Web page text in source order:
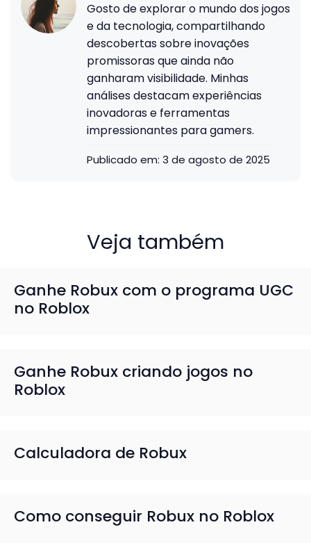
Gosto de explorar o mundo dos jogos
e da tecnologia, compartilhando
descobertas sobre inovações
promissoras que ainda não
ganharam visibilidade. Minhas
análises destacam experiências
inovadoras e ferramentas
impressionantes para gamers.
Publicado em: 3 de agosto de 2025
Veja também
Ganhe Robux com o programa UGC
no Roblox
Ganhe Robux criando jogos no
Roblox
Calculadora de Robux
Como conseguir Robux no Roblox